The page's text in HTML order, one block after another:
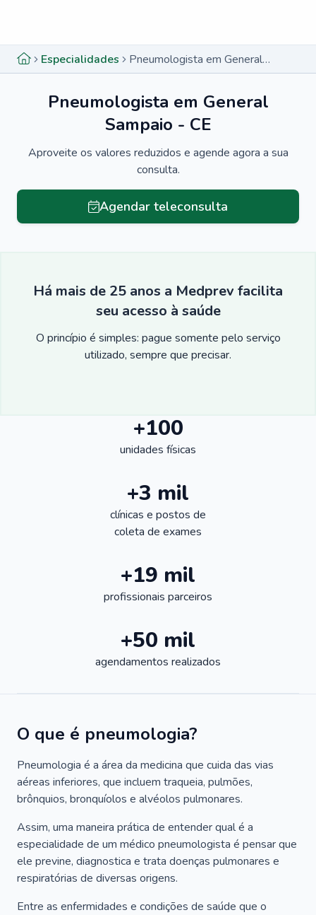
Especialidades Pneumologista em General Sampaio - CE
Pneumologista em General
Sampaio - CE
Aproveite os valores reduzidos e agende agora a sua
consulta.
Agendar teleconsulta
Há mais de 25 anos a Medprev facilita
seu acesso à saúde
O princípio é simples: pague somente pelo serviço
utilizado, sempre que precisar.
+100
unidades físicas
+3 mil
clínicas e postos de
coleta de exames
+19 mil
profissionais parceiros
+50 mil
agendamentos realizados
O que é pneumologia?
Pneumologia é a área da medicina que cuida das vias
aéreas inferiores, que incluem traqueia, pulmões,
brônquios, bronquíolos e alvéolos pulmonares.
Assim, uma maneira prática de entender qual é a
especialidade de um médico pneumologista é pensar que
ele previne, diagnostica e trata doenças pulmonares e
respiratórias de diversas origens.
Entre as enfermidades e condições de saúde que o